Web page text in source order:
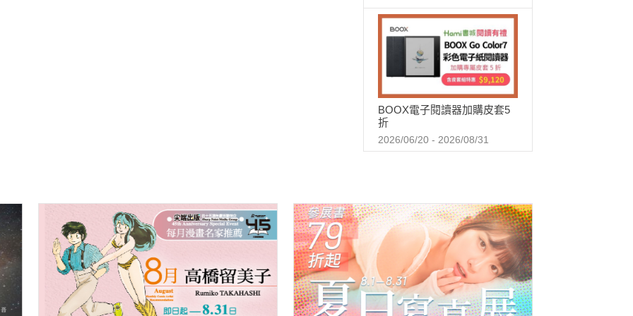
BOOX電子閱讀器加購皮套5
折
2026/06/20 - 2026/08/31